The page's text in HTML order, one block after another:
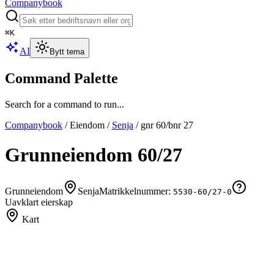
Companybook
⌘K
AI Bytt tema
Command Palette
Search for a command to run...
Companybook /Eiendom / Senja / gnr60/bnr 27
Grunneiendom 60/27
Grunneiendom SenjaMatrikkelnummer: 5530-60/27-0
Uavklart eierskap
Kart